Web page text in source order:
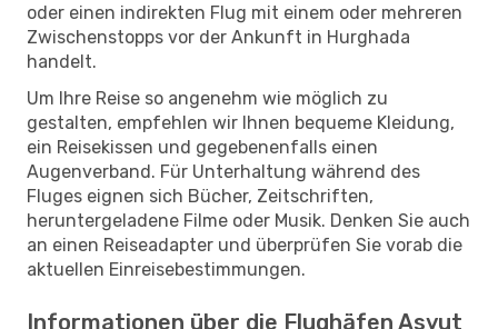
oder einen indirekten Flug mit einem oder mehreren
Zwischenstopps vor der Ankunft in Hurghada
handelt.
Um Ihre Reise so angenehm wie möglich zu
gestalten, empfehlen wir Ihnen bequeme Kleidung,
ein Reisekissen und gegebenenfalls einen
Augenverband. Für Unterhaltung während des
Fluges eignen sich Bücher, Zeitschriften,
heruntergeladene Filme oder Musik. Denken Sie auch
an einen Reiseadapter und überprüfen Sie vorab die
aktuellen Einreisebestimmungen.
Informationen über die Flughäfen Asyut